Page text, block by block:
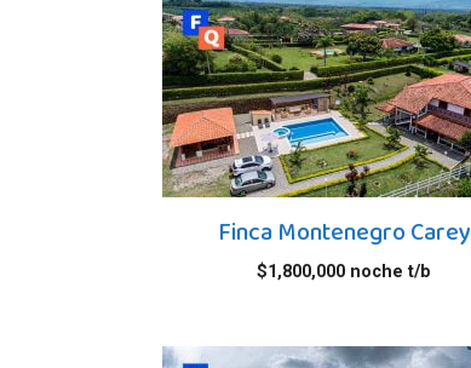
Finca Montenegro Carey
$1,800,000 noche t/b